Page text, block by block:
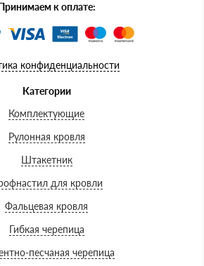
к оплате:
конфиденциальности
Категории
Комплектующие
Рулонная кровля
Штакетник
для кровли
Фальцевая кровля
Гибкая черепица
песчаная черепица